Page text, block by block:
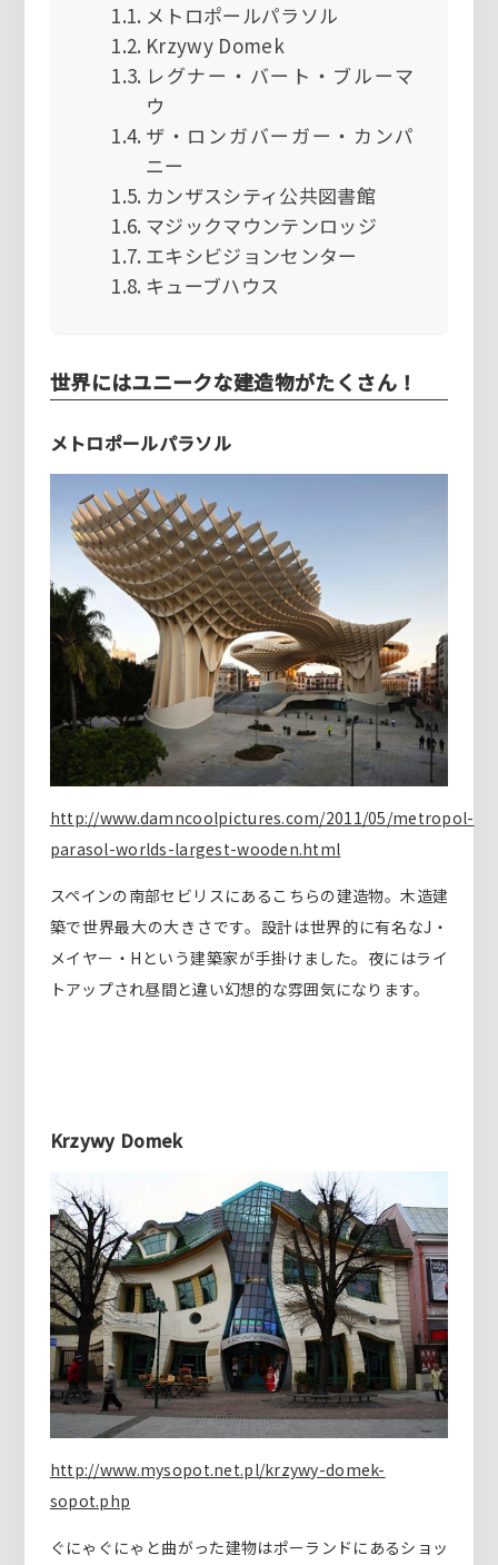
メトロポールパラソル
Krzywy Domek
レグナー・バート・ブルーマ
ウ
ザ・ロンガバーガー・カンパ
ニー
カンザスシティ公共図書館
マジックマウンテンロッジ
エキシビジョンセンター
キューブハウス
世界にはユニークな建造物がたくさん！
メトロポールパラソル
http://www.damncoolpictures.com/2011/05/metropol-
parasol-worlds-largest-wooden.html
スペインの南部セビリスにあるこちらの建造物。木造建
築で世界最大の大きさです。設計は世界的に有名なJ・
メイヤー・Hという建築家が手掛けました。夜にはライ
トアップされ昼間と違い幻想的な雰囲気になります。
Krzywy Domek
http://www.mysopot.net.pl/krzywy-domek-
sopot.php
ぐにゃぐにゃと曲がった建物はポーランドにあるショッ